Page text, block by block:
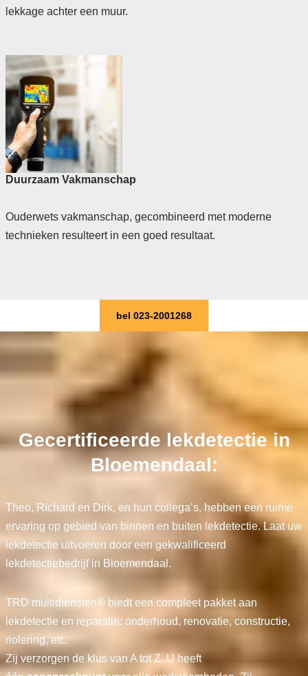
lekkage achter een muur.
Duurzaam Vakmanschap
Ouderwets vakmanschap, gecombineerd met moderne
technieken resulteert in een goed resultaat.
bel 023-2001268
Gecertificeerde lekdetectie in
Bloemendaal:
Theo, Richard en Dirk, en hun collega’s, hebben een ruime
ervaring op gebied van binnen en buiten lekdetectie. Laat uw
lekdetectie uitvoeren door een gekwalificeerd
lekdetectiebedrijf in Bloemendaal.
TRD multidiensten® biedt een compleet pakket aan
lekdetectie en reparatie: onderhoud, renovatie, constructie,
riolering, etc.
Zij verzorgen de klus van A tot Z. U heeft